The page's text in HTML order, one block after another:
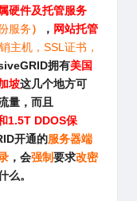
硬件及托管服务
服务 ） ， 网站托管
主机，SSL证书，
拥有美国
坡这几个地方可
量，而且
1.5T DDOS保
开通的服务器端
，会强制 要求改密
么。